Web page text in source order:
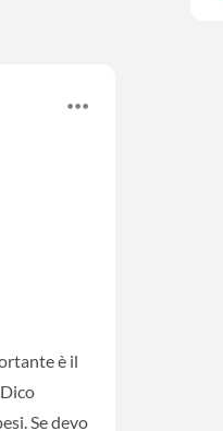
è il
Se devo